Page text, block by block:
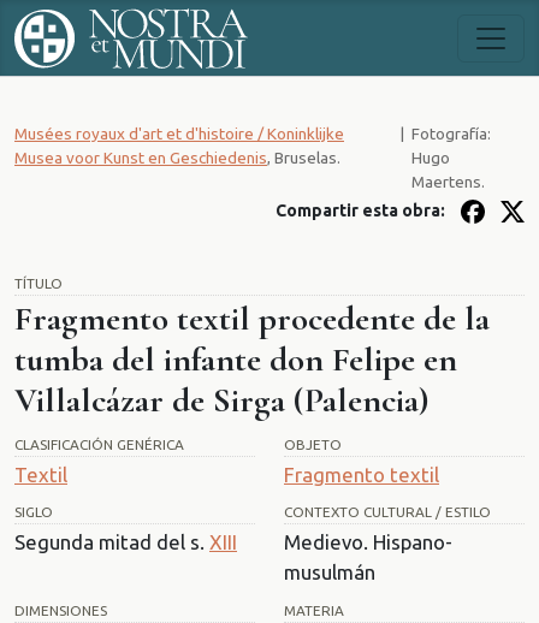
TÍTULO
Fragmento textil procedente de la
tumba del infante don Felipe en
Villalcázar de Sirga (Palencia)
CLASIFICACIÓN GENÉRICA
Textil
OBJETO
Fragmento textil
SIGLO
Segunda mitad del s. XIII
CONTEXTO CULTURAL / ESTILO
Medievo. Hispano-
musulmán
DIMENSIONES MATERIA
Musées royaux d'art et d'histoire / Koninklijke
Musea voor Kunst en Geschiedenis, Bruselas.
| Fotografía:
Hugo
Maertens.
Compartir esta obra: